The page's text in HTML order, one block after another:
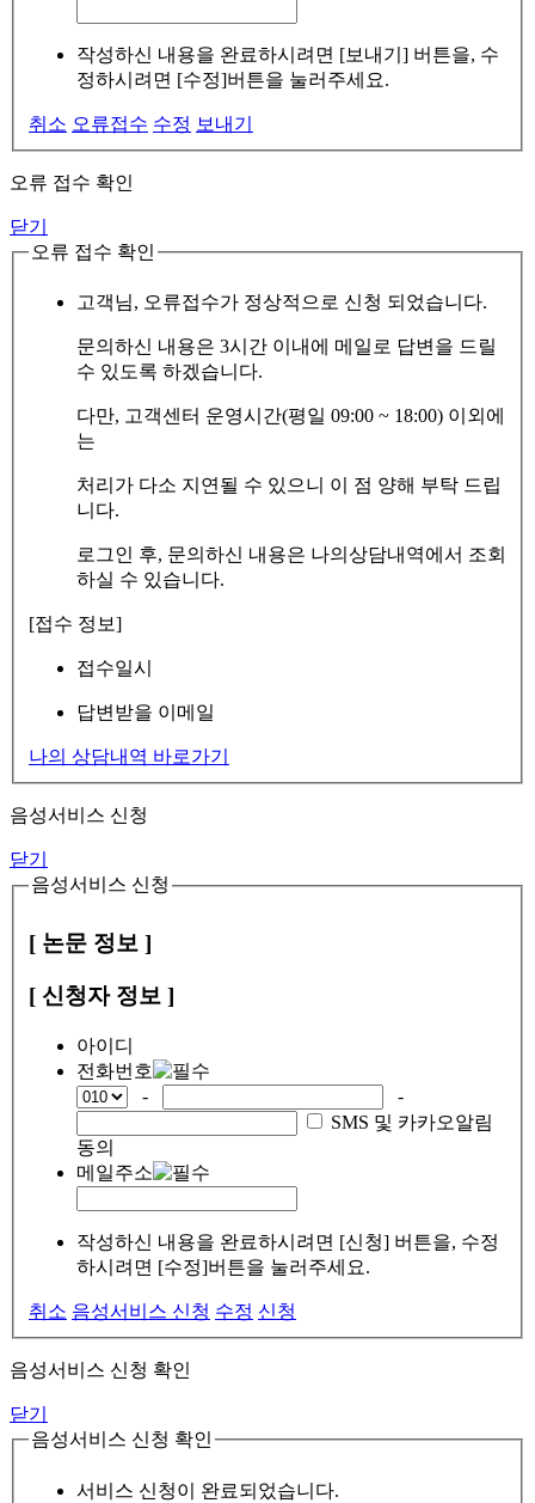
작성하신 내용을 완료하시려면 [보내기] 버튼을, 수
정하시려면 [수정]버튼을 눌러주세요.
취소 오류접수 수정 보내기
오류 접수 확인
닫기
오류 접수 확인
고객님, 오류접수가 정상적으로 신청 되었습니다.
문의하신 내용은 3시간 이내에 메일로 답변을 드릴
수 있도록 하겠습니다.
다만, 고객센터 운영시간(평일 09:00 ~ 18:00) 이외에
는
처리가 다소 지연될 수 있으니 이 점 양해 부탁 드립
니다.
로그인 후, 문의하신 내용은 나의상담내역에서 조회
하실 수 있습니다.
[접수 정보]
접수일시
답변받을 이메일
나의 상담내역 바로가기
음성서비스 신청
닫기
음성서비스 신청
[ 논문 정보 ]
[ 신청자 정보 ]
아이디
전화번호
-
-
SMS 및 카카오알림
동의
메일주소
작성하신 내용을 완료하시려면 [신청] 버튼을, 수정
하시려면 [수정]버튼을 눌러주세요.
취소 음성서비스 신청 수정 신청
음성서비스 신청 확인
닫기
음성서비스 신청 확인
서비스 신청이 완료되었습니다.